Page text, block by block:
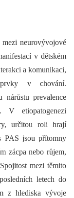
neurovývojové
v dětském
a komunikaci,
v chování.
prevalence
etiopatogenezi
určitou roli hrají
PAS jsou přítomny
zácpa nebo růjem,
mezi těmito
letech do
z hlediska vývoje